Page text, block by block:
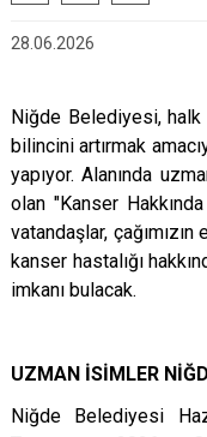
28.06.2026
Niğde Belediyesi, halk
bilincini artırmak
yapıyor. Alanında
olan "Kanser
vatandaşlar,
kanser hastalığı
imkanı bulacak.
UZMAN İSİMLER
Niğde Belediyesi